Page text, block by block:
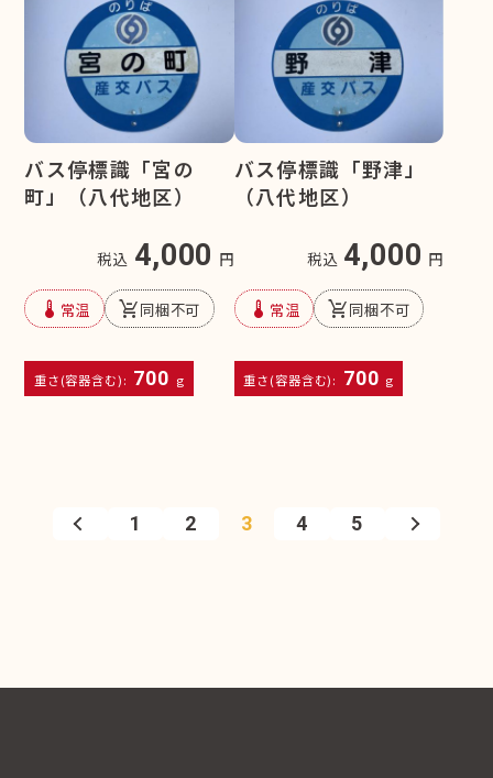
バス停標識「宮の
町」（八代地区）
税込 4,000 円
device_thermostat 常温 remove_shopping_cart同梱不可
重さ(容器含む): 700 g
バス停標識「野津」
（八代地区）
税込 4,000 円
device_thermostat 常温 remove_shopping_cart同梱不可
重さ(容器含む): 700 g
1 2 3 4 5